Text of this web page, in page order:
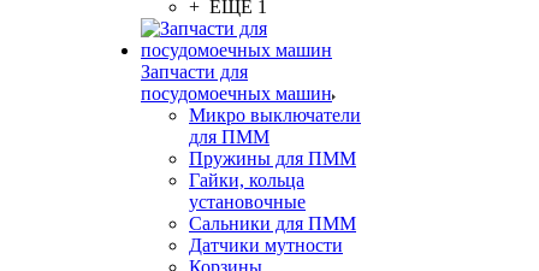
+ ЕЩЕ 1
Запчасти для
посудомоечных машин
Микро выключатели
для ПММ
Пружины для ПММ
Гайки, кольца
установочные
Сальники для ПММ
Датчики мутности
Корзины